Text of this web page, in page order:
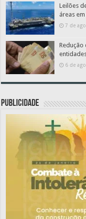
Leilões
áreas
7 de
Redução
6 de
PUBLICIDADE